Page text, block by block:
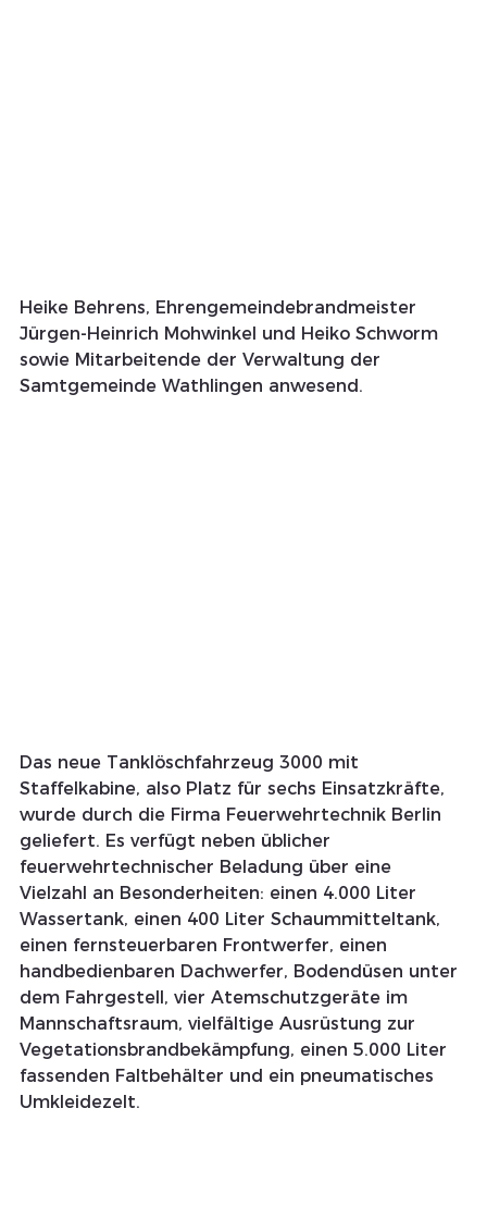
Heike Behrens, Ehrengemeindebrandmeister
Jürgen-Heinrich Mohwinkel und Heiko Schworm
sowie Mitarbeitende der Verwaltung der
Samtgemeinde Wathlingen anwesend.
Das neue Tanklöschfahrzeug 3000 mit
Staffelkabine, also Platz für sechs Einsatzkräfte,
wurde durch die Firma Feuerwehrtechnik Berlin
geliefert. Es verfügt neben üblicher
feuerwehrtechnischer Beladung über eine
Vielzahl an Besonderheiten: einen 4.000 Liter
Wassertank, einen 400 Liter Schaummitteltank,
einen fernsteuerbaren Frontwerfer, einen
handbedienbaren Dachwerfer, Bodendüsen unter
dem Fahrgestell, vier Atemschutzgeräte im
Mannschaftsraum, vielfältige Ausrüstung zur
Vegetationsbrandbekämpfung, einen 5.000 Liter
fassenden Faltbehälter und ein pneumatisches
Umkleidezelt.